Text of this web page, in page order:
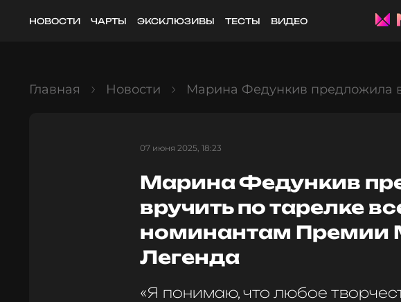
НОВОСТИ ЧАРТЫ ЭКСКЛЮЗИВЫ ТЕСТЫ ВИДЕО
Главная Новости Марина Федункив предложила
07 июня 2025, 18:23
Марина Федункив
вручить по тарелке
номинантам Премии
Легенда
«Я понимаю, что любое